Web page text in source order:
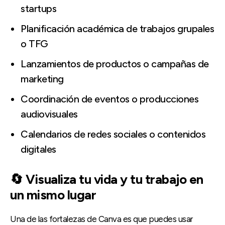
startups
Planificación académica de trabajos grupales
o TFG
Lanzamientos de productos o campañas de
marketing
Coordinación de eventos o producciones
audiovisuales
Calendarios de redes sociales o contenidos
digitales
🔄 Visualiza tu vida y tu trabajo en
un mismo lugar
Una de las fortalezas de Canva es que puedes usar